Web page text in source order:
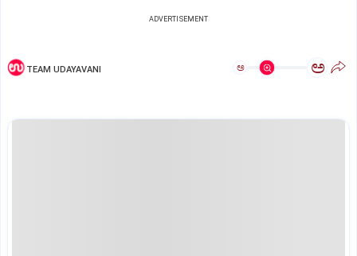
ADVERTISEMENT
TEAM UDAYAVANI ಅ ಅ